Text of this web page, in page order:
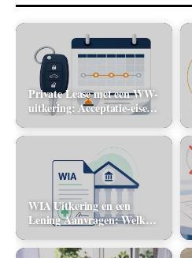
Private Lease met een WW-
uitkering: Acceptatie-eisen
en alternatieve mobiliteit
WIA Uitkering en een
Lening Aanvragen: Welke
mee?